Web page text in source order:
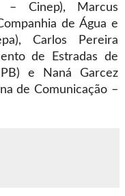
– Cinep), Marcus
de Água e
Carlos Pereira
de Estradas de
e Naná Garcez
de Comunicação –